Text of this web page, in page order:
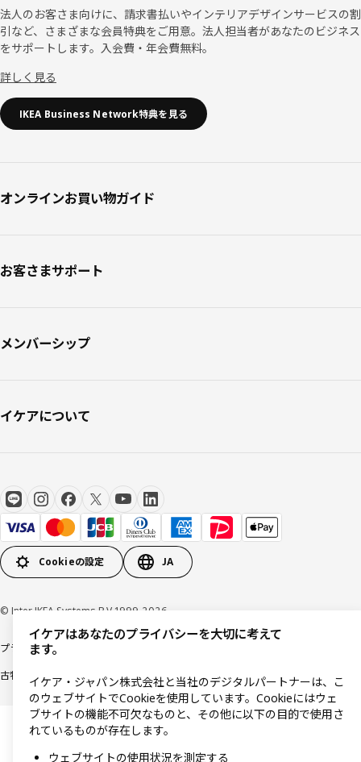
法人のお客さま向けに、請求書払いやインテリアデザインサービスの割
引など、さまざまな会員特典をご用意。法人担当者があなたのビジネス
をサポートします。入会費・年会費無料。
詳しく見る
IKEA Business Network特典を見る
オンラインお買い物ガイド
お客さまサポート
メンバーシップ
イケアについて
Cookieの設定 JA
© Inter IKEA Systems B.V 1999-2026
プライバシーポリシー
古物営業法に基づく表記
イケアはあなたのプライバシーを大切に考えて
ます。
イケア・ジャパン株式会社と当社のデジタルパートナーは、こ
のウェブサイトでCookieを使用しています。Cookieにはウェ
ブサイトの機能不可欠なものと、その他に以下の目的で使用さ
れているものが存在します。
ウェブサイトの使用状況を測定する